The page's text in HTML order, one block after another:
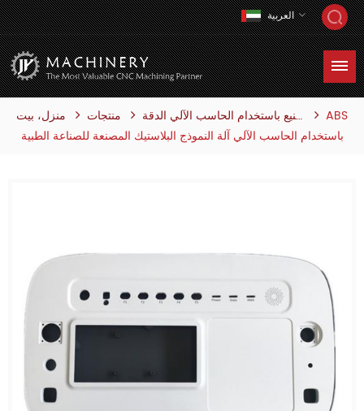
العربية
منزل، بيت منتجات التصنيع باستخدام الحاسب الآلي الدقة
ABS
باستخدام الحاسب الآلي آلة النموذج البلاستيك المصنعة للصناعة الطبية